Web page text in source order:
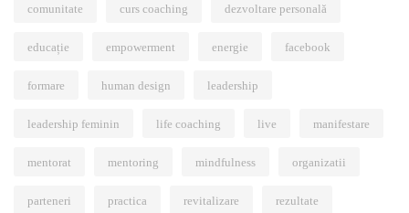
comunitate curs coaching dezvoltare personală
educație empowerment energie facebook
formare human design leadership
leadership feminin life coaching live manifestare
mentorat mentoring mindfulness organizatii
parteneri practica revitalizare rezultate